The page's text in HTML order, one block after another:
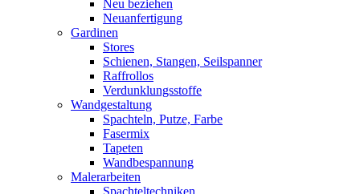
Neu beziehen
Neuanfertigung
Gardinen
Stores
Schienen, Stangen, Seilspanner
Raffrollos
Verdunklungsstoffe
Wandgestaltung
Spachteln, Putze, Farbe
Fasermix
Tapeten
Wandbespannung
Malerarbeiten
Spachteltechniken